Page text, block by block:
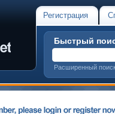
Регистрация
Быстрый
Расширенный